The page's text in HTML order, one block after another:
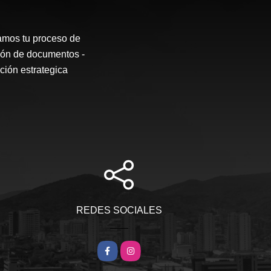
tu proceso de
de documentos -
estrategica
REDES SOCIALES
Facebook
Instagram